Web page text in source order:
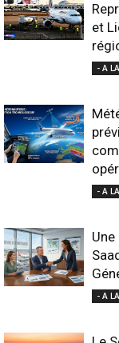
et
- A
- A
Une
- A